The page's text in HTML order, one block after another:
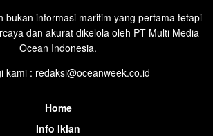
bukan informasi maritim yang pertama tetapi
dan akurat dikelola oleh PT Multi Media
Ocean Indonesia.
kami : redaksi@oceanweek.co.id
Home
Info Iklan